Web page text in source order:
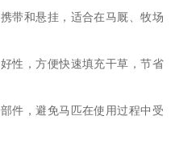
带和悬挂，适合在马厩、牧场
性，方便快速填充干草，节省
件，避免马匹在使用过程中受